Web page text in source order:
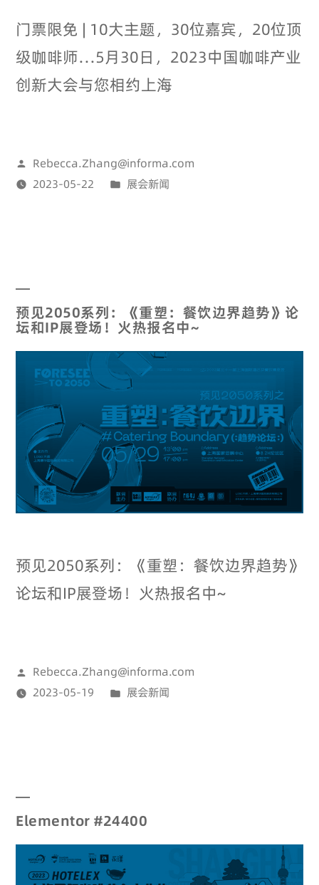
门票限免 | 10大主题，30位嘉宾，20位顶
级咖啡师…5月30日，2023中国咖啡产业
创新大会与您相约上海
Rebecca.Zhang@informa.com
2023-05-22
展会新闻
预见2050系列：《重塑：餐饮边界趋势》论
坛和IP展登场！火热报名中~
预见2050系列：《重塑：餐饮边界趋势》
论坛和IP展登场！火热报名中~
Rebecca.Zhang@informa.com
2023-05-19
展会新闻
Elementor #24400